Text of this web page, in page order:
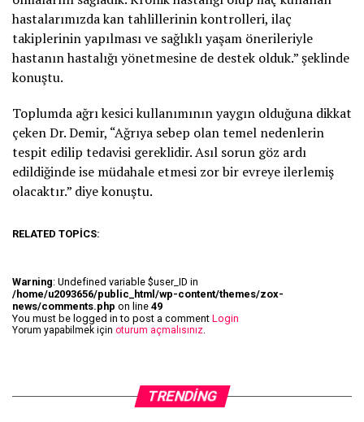
hastalarımızda kan tahlillerinin kontrolleri, ilaç
takiplerinin yapılması ve sağlıklı yaşam önerileriyle
hastanın hastalığı yönetmesine de destek olduk.” şeklinde
konuştu.
Toplumda ağrı kesici kullanımının yaygın olduğuna dikkat
çeken Dr. Demir, “Ağrıya sebep olan temel nedenlerin
tespit edilip tedavisi gereklidir. Asıl sorun göz ardı
edildiğinde ise müdahale etmesi zor bir evreye ilerlemiş
olacaktır.” diye konuştu.
RELATED TOPICS:
Warning: Undefined variable $user_ID in
/home/u2093656/public_html/wp-content/themes/zox-
news/comments.php on line 49
You must be logged in to post a comment Login
Yorum yapabilmek için oturum açmalısınız.
TRENDING